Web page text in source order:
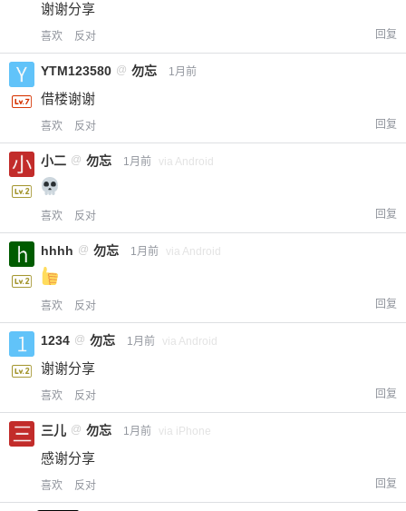
谢谢分享
喜欢 反对 回复
YTM123580 @ 勿忘 1月前
借楼谢谢
喜欢 反对 回复
小二 @ 勿忘 1月前 via Android
喜欢 反对 回复
hhhh @ 勿忘 1月前 via Android
喜欢 反对 回复
1234 @ 勿忘 1月前 via Android
谢谢分享
喜欢 反对 回复
三儿 @ 勿忘 1月前 via iPhone
感谢分享
喜欢 反对 回复